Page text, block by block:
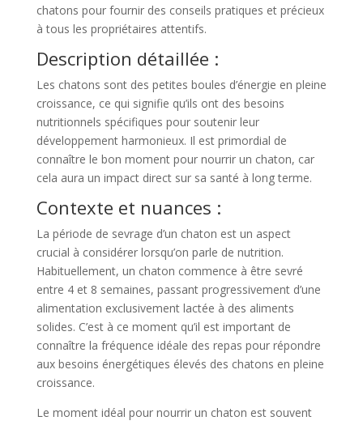
chatons pour fournir des conseils pratiques et précieux
à tous les propriétaires attentifs.
Description détaillée :
Les chatons sont des petites boules d’énergie en pleine
croissance, ce qui signifie qu’ils ont des besoins
nutritionnels spécifiques pour soutenir leur
développement harmonieux. Il est primordial de
connaître le bon moment pour nourrir un chaton, car
cela aura un impact direct sur sa santé à long terme.
Contexte et nuances :
La période de sevrage d’un chaton est un aspect
crucial à considérer lorsqu’on parle de nutrition.
Habituellement, un chaton commence à être sevré
entre 4 et 8 semaines, passant progressivement d’une
alimentation exclusivement lactée à des aliments
solides. C’est à ce moment qu’il est important de
connaître la fréquence idéale des repas pour répondre
aux besoins énergétiques élevés des chatons en pleine
croissance.
Le moment idéal pour nourrir un chaton est souvent